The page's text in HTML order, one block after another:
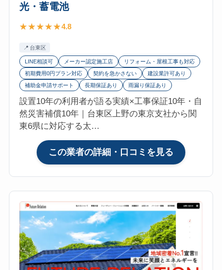
電
池
マ
イ
リ
ォ
参
評
4.8【2026
年
最
新】
太
陽
光・
蓄
電
光・蓄電池
4.8
台東区
LINE相談可 メーカー認定施工店
リフォーム・屋根工事も対応
初期費用0円プラン対応
契約を急かさない
建設業許可あり
補助金申請サポート
長期保証あり 雨漏り保証あり
設置10年の利用者が語る実績×工事保証10年・自
然災害補償10年｜台東区上野の東京支社から関
東6県に対応する太…
この業者の詳細・口コミを見る
株
式
会
社
フ
ォ
レ
ス
ト